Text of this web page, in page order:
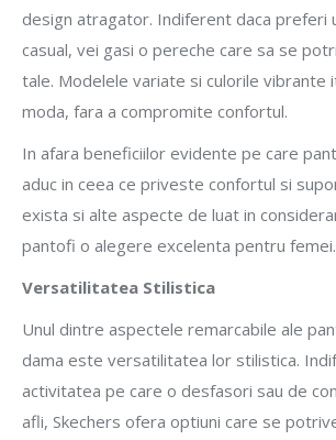
design atragator. Indiferent daca preferi
casual, vei gasi o pereche care sa se
tale. Modelele variate si culorile vibrante
moda, fara a compromite confortul.
In afara beneficiilor evidente pe care
aduc in ceea ce priveste confortul si
exista si alte aspecte de luat in
pantofi o alegere excelenta pentru femei.
Versatilitatea Stilistica
Unul dintre aspectele remarcabile ale
dama este versatilitatea lor stilistica.
activitatea pe care o desfasori sau de
afli, Skechers ofera optiuni care se